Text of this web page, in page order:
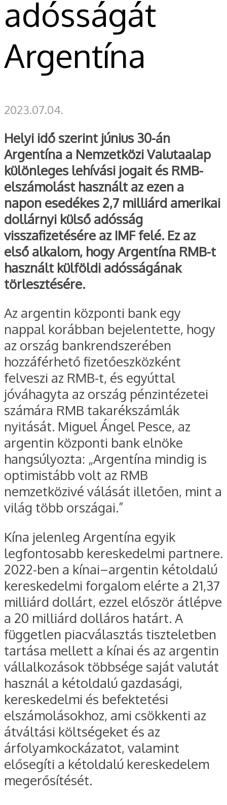
adósságát
Argentína
2023.07.04.
Helyi idő szerint június 30-án
Argentína a Nemzetközi Valutaalap
különleges lehívási jogait és RMB-
elszámolást használt az ezen a
napon esedékes 2,7 milliárd amerikai
dollárnyi külső adósság
visszafizetésére az IMF felé. Ez az
első alkalom, hogy Argentína RMB-t
használt külföldi adósságának
törlesztésére.
Az argentin központi bank egy
nappal korábban bejelentette, hogy
az ország bankrendszerében
hozzáférhető fizetőeszközként
felveszi az RMB-t, és egyúttal
jóváhagyta az ország pénzintézetei
számára RMB takarékszámlák
nyitását. Miguel Ángel Pesce, az
argentin központi bank elnöke
hangsúlyozta: „Argentína mindig is
optimistább volt az RMB
nemzetközivé válását illetően, mint a
világ több országai.”
Kína jelenleg Argentína egyik
legfontosabb kereskedelmi partnere.
2022-ben a kínai–argentin kétoldalú
kereskedelmi forgalom elérte a 21,37
milliárd dollárt, ezzel először átlépve
a 20 milliárd dolláros határt. A
független piacválasztás tiszteletben
tartása mellett a kínai és az argentin
vállalkozások többsége saját valutát
használ a kétoldalú gazdasági,
kereskedelmi és befektetési
elszámolásokhoz, ami csökkenti az
átváltási költségeket és az
árfolyamkockázatot, valamint
elősegíti a kétoldalú kereskedelem
megerősítését.